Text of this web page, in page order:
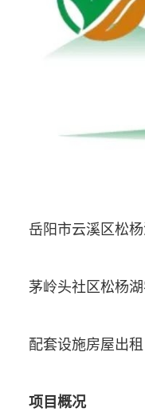
岳阳市云溪区松
茅岭头社区松杨
配套设施房屋出租
项目概况